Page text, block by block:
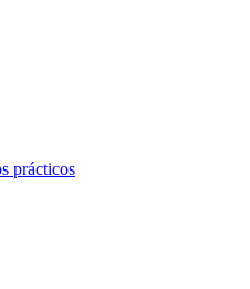
prácticos